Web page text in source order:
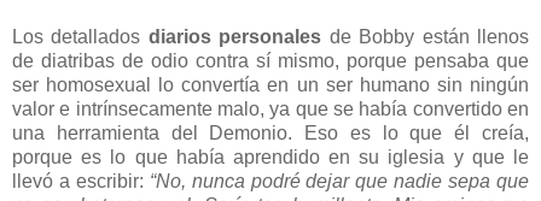
Los detallados diarios personales de Bobby están llenos
de diatribas de odio contra sí mismo, porque pensaba que
ser homosexual lo convertía en un ser humano sin ningún
valor e intrínsecamente malo, ya que se había convertido en
una herramienta del Demonio. Eso es lo que él creía,
porque es lo que había aprendido en su iglesia y que le
llevó a escribir: “No, nunca podré dejar que nadie sepa que